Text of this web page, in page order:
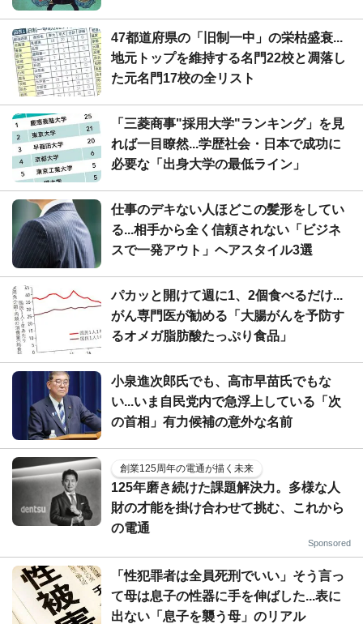
47都道府県の「旧制一中」の栄枯盛衰...
地元トップを維持する名門22校と凋落し
た元名門17校の全リスト
「三菱商事"採用大学"ランキング」を見
れば一目瞭然...学歴社会・日本で成功に
必要な「出身大学の最低ライン」
仕事のデキない人ほどこの髪形をしてい
る...相手から全く信頼されない「ビジネ
スで一発アウト」ヘアスタイル3選
パカッと開けて週に1、2個食べるだけ...
がん専門医が勧める「大腸がんを予防す
るオメガ脂肪酸たっぷり食品」
小泉進次郎氏でも、高市早苗氏でもな
い...いま自民党内で急浮上している「次
の首相」有力候補の意外な名前
創業125周年の電通が描く未来
125年磨き続けた課題解決力。多様な人
財の才能を掛け合わせて挑む、これから
の電通
Sponsored
「性犯罪者は全員死刑でいい」そう言っ
て母は息子の性器に手を伸ばした...表に
出ない「息子を襲う母」のリアル